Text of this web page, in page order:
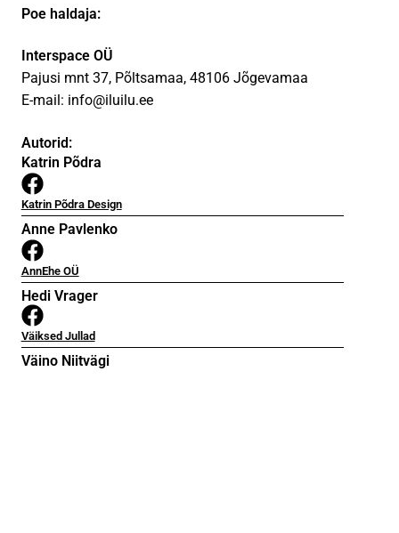
Kassa
Poe haldaja:
Interspace OÜ
Pajusi mnt 37, Põltsamaa, 48106 Jõgevamaa
E-mail: info@iluilu.ee
Autorid:
Katrin Põdra
Katrin Põdra Design
Anne Pavlenko
AnnEhe OÜ
Hedi Vrager
Väiksed Jullad
Väino Niitvägi